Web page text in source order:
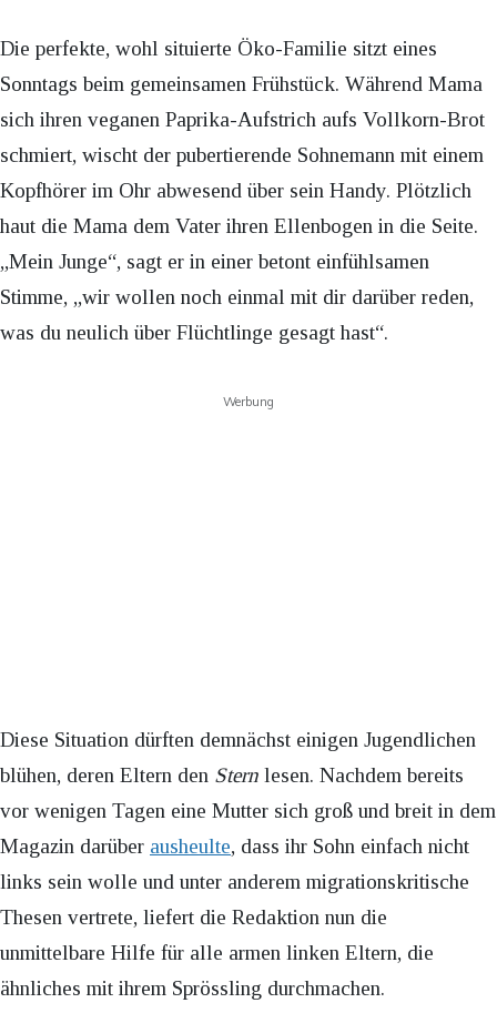
Die perfekte, wohl situierte Öko-Familie sitzt eines
Sonntags beim gemeinsamen Frühstück. Während Mama
sich ihren veganen Paprika-Aufstrich aufs Vollkorn-Brot
schmiert, wischt der pubertierende Sohnemann mit einem
Kopfhörer im Ohr abwesend über sein Handy. Plötzlich
haut die Mama dem Vater ihren Ellenbogen in die Seite.
„Mein Junge“, sagt er in einer betont einfühlsamen
Stimme, „wir wollen noch einmal mit dir darüber reden,
was du neulich über Flüchtlinge gesagt hast“.
Werbung
Diese Situation dürften demnächst einigen Jugendlichen
blühen, deren Eltern den Stern lesen. Nachdem bereits
vor wenigen Tagen eine Mutter sich groß und breit in dem
Magazin darüber ausheulte, dass ihr Sohn einfach nicht
links sein wolle und unter anderem migrationskritische
Thesen vertrete, liefert die Redaktion nun die
unmittelbare Hilfe für alle armen linken Eltern, die
ähnliches mit ihrem Sprössling durchmachen.